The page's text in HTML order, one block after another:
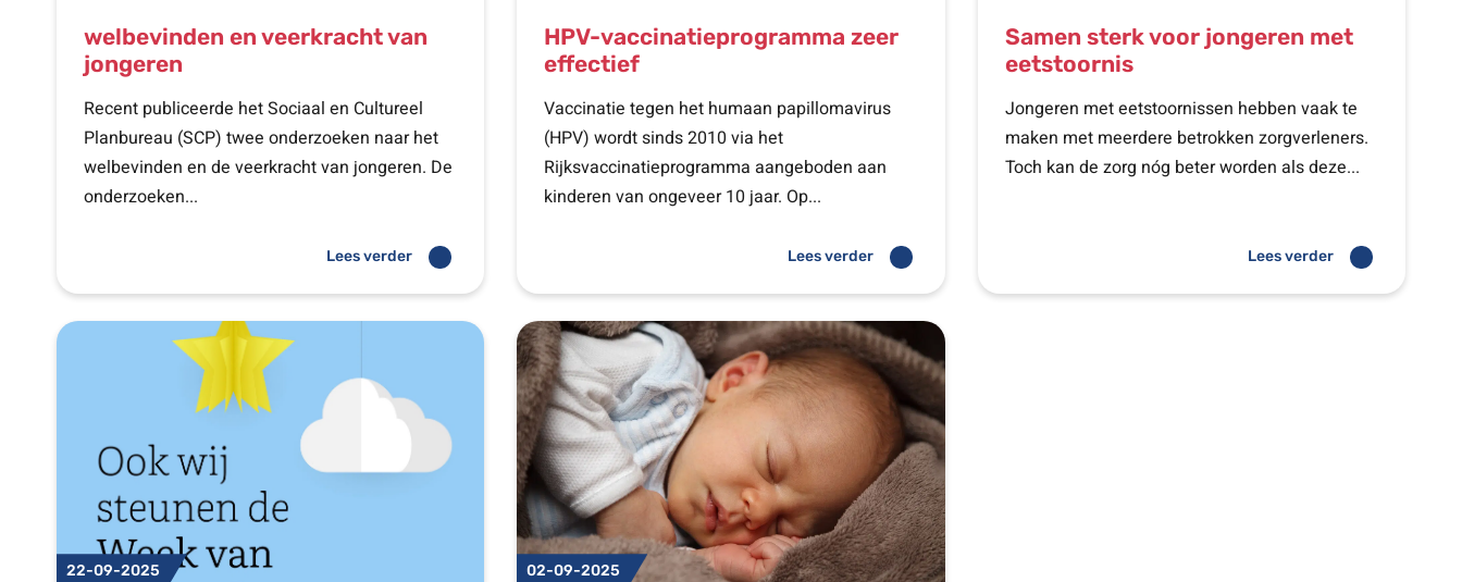
welbevinden en veerkracht van
jongeren
Recent publiceerde het Sociaal en Cultureel
Planbureau (SCP) twee onderzoeken naar het
welbevinden en de veerkracht van jongeren. De
onderzoeken...
Lees verder
HPV-vaccinatieprogramma zeer
effectief
Vaccinatie tegen het humaan papillomavirus
(HPV) wordt sinds 2010 via het
Rijksvaccinatieprogramma aangeboden aan
kinderen van ongeveer 10 jaar. Op...
Lees verder
Samen sterk voor jongeren met
eetstoornis
Jongeren met eetstoornissen hebben vaak te
maken met meerdere betrokken zorgverleners.
Toch kan de zorg nóg beter worden als deze...
Lees verder
22-09-2025 02-09-2025